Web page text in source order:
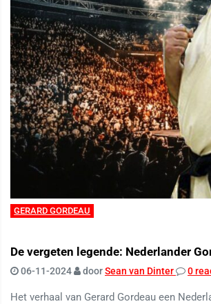
GERARD GORDEAU
De vergeten legende: Nederlander
06-11-2024 doorSean van Dinter 0
Het verhaal van Gerard Gordeau een